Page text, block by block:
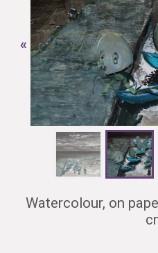
«
Watercolour, on